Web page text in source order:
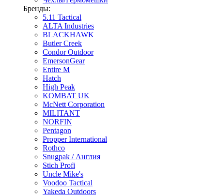
Бренды:
5.11 Tactical
ALTA Industries
BLACKHAWK
Butler Creek
Condor Outdoor
EmersonGear
Entire M
Hatch
High Peak
KOMBAT UK
McNett Corporation
MILITANT
NORFIN
Pentagon
Propper International
Rothco
Snugpak / Англия
Stich Profi
Uncle Mike's
Voodoo Tactical
Yakeda Outdoors